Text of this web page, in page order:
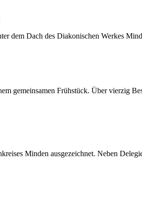
dem Dach des Diakonischen Werkes
gemeinsamen Frühstück. Über vierzig
Minden ausgezeichnet. Neben